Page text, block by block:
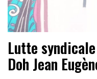
Lutte
Doh Jean